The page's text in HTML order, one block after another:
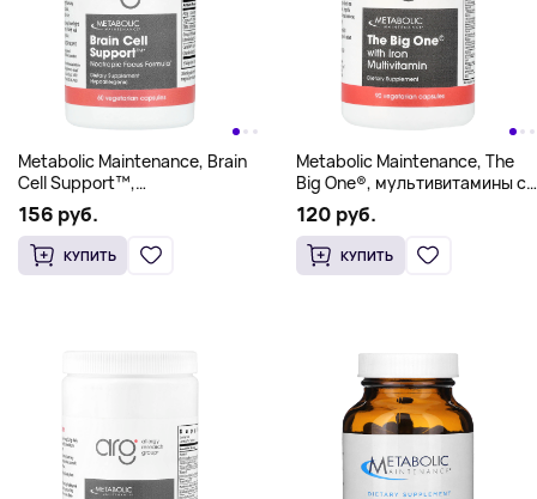
Metabolic Maintenance, Brain
Cell Support™,
60 вегетарианских капсул
156 руб.
КУПИТЬ
Metabolic Maintenance, The
Big One®, мультивитамины с
железом, 90 вегетарианских
капсул
120 руб.
КУПИТЬ